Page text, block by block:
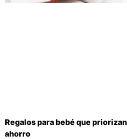
Regalos para bebé que
ahorro